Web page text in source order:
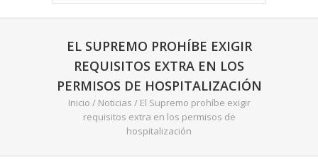
EL SUPREMO PROHÍBE EXIGIR
REQUISITOS EXTRA EN LOS
PERMISOS DE HOSPITALIZACIÓN
Inicio / Noticias / El Supremo prohíbe exigir
requisitos extra en los permisos de
hospitalización